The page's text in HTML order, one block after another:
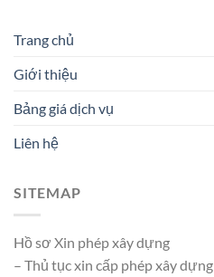
Trang chủ
Giới thiệu
Bảng giá dịch vụ
Liên hệ
SITEMAP
Hồ sơ Xin phép xây dựng
– Thủ tục xin cấp phép xây dựng